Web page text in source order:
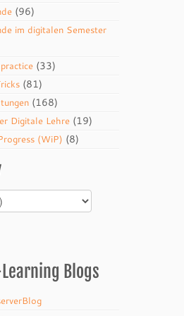
(96)
im digitalen Semester
(33)
(81)
(168)
Digitale Lehre (19)
(WiP) (8)
Blogs